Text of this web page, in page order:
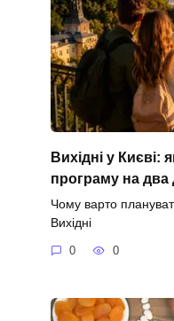
Вихідні у Києві:
програму на два
Чому варто
Вихідні
0 0